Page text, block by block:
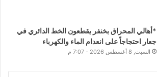
*أهالي المحراق بخنفر يقطعون الخط الدائري في
جعار احتجاجاً على انعدام الماء والكهرباء
السبت, 8 أغسطس 2026 - 7:07 م